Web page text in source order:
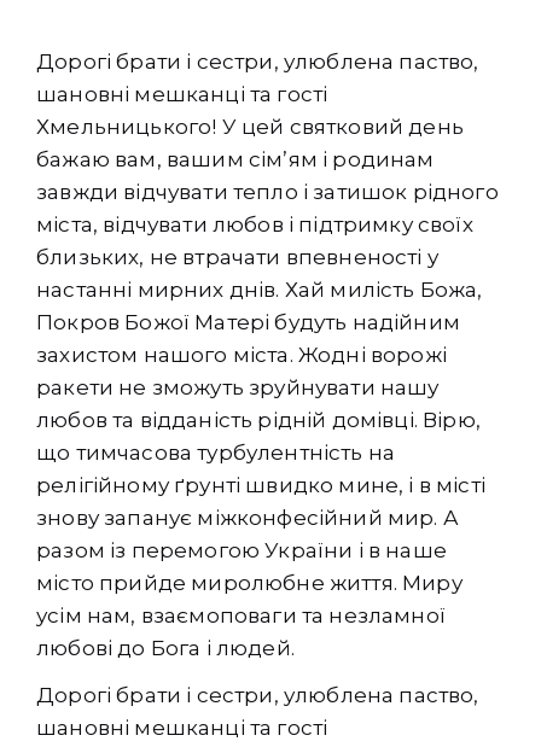
Дорогі брати і сестри, улюблена паство,
шановні мешканці та гості
Хмельницького! У цей святковий день
бажаю вам, вашим сім’ям і родинам
завжди відчувати тепло і затишок рідного
міста, відчувати любов і підтримку своїх
близьких, не втрачати впевненості у
настанні мирних днів. Хай милість Божа,
Покров Божої Матері будуть надійним
захистом нашого міста. Жодні ворожі
ракети не зможуть зруйнувати нашу
любов та відданість рідній домівці. Вірю,
що тимчасова турбулентність на
релігійному ґрунті швидко мине, і в місті
знову запанує міжконфесійний мир. А
разом із перемогою України і в наше
місто прийде миролюбне життя. Миру
усім нам, взаємоповаги та незламної
любові до Бога і людей.
Дорогі брати і сестри, улюблена паство,
шановні мешканці та гості